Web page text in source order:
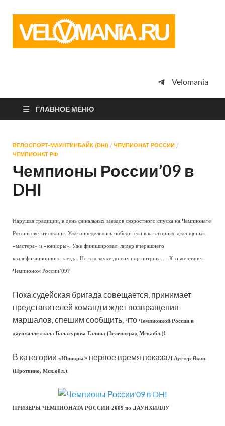
просто
Velomania
ГЛАВНОЕ МЕНЮ
ВЕЛОСПОРТ-МАУНТИНБАЙК (DHI) / ЧЕМПИОНАТ РОССИИ /
ЧЕМПИОНАТ РФ
Чемпионы России’09 в
DHI
Нарушая традиции, в день финальных заездов скоростного спуска на Чемпионате
России светит солнце. Уже определились победители в категориях «женщины»,
«мастера» и «юниоры». Уже финишировал лидер вчерашнего
квалификационного заезда . Но в воздухе до сих пор интрига…..Кто же станет
Чемпионом России’09?
Пока судейская бригада совещается, принимает
представителей команд и ждет возвращения
маршалов, спешим сообщить, что Чемпионкой России в
даунхилле стала Балагурова Галина (Зеленоград Мск.обл.)!
В категории «Юниоры» первое время показал Аустер Яков
(Протвино, Мск.обл.).
ПРИЗЕРЫ ЧЕМПИОНАТА РОССИИ 2009 по ДАУНХИЛЛУ